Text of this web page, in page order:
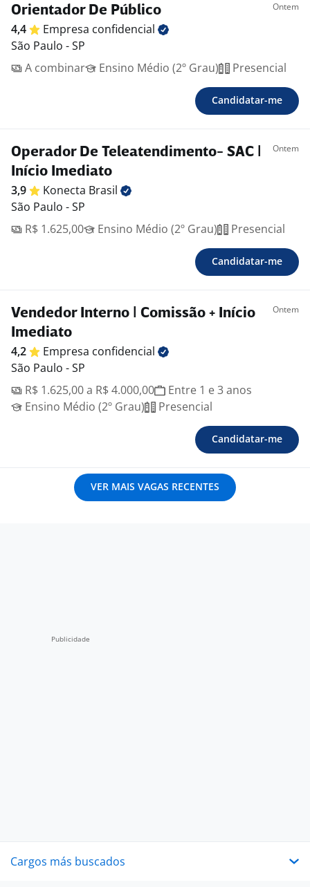
Orientador De Público Ontem
4,4 Empresa confidencial
São Paulo - SP
A combinar
Ensino Médio (2º Grau) Presencial
Candidatar-me
Operador De Teleatendimento- SAC |
Início Imediato
Ontem
3,9 Konecta Brasil
São Paulo - SP
R$ 1.625,00
Ensino Médio (2º Grau) Presencial
Candidatar-me
Vendedor Interno | Comissão + Início
Imediato
Ontem
4,2 Empresa confidencial
São Paulo - SP
R$ 1.625,00 a R$ 4.000,00
Entre 1 e 3 anos
Ensino Médio (2º Grau)
Presencial
Candidatar-me
VER MAIS VAGAS RECENTES
Cargos más buscados